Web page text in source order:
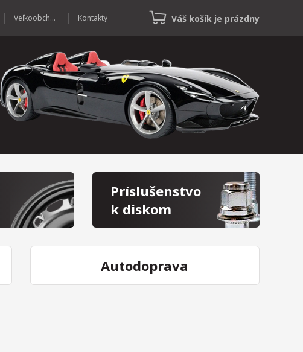
Veľkoobchod Kontakty Váš košík je prázdny
Príslušenstvo
k diskom
Autodoprava